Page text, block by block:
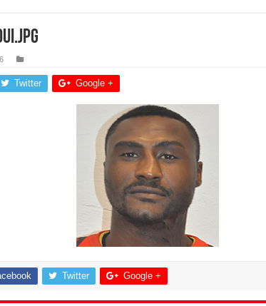
Twitter Google +
Twitter Google +